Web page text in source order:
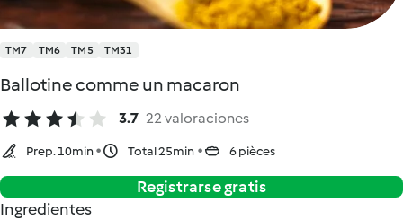
TM7 TM6 TM5 TM31
Ballotine comme un macaron
3.7 22 valoraciones
Prep. 10min Total 25min 6 pièces
Registrarse gratis
Ingredientes